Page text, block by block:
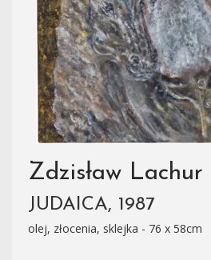
Zdzisław Lachur
JUDAICA, 1987
olej, złocenia, sklejka - 76 x 58cm